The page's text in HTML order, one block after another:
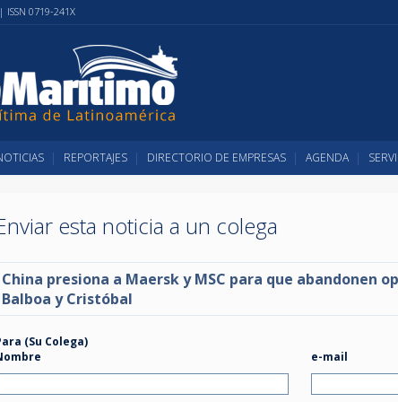
| ISSN 0719-241X
REPORTAJES DIRECTORIO DE EMPRESAS AGENDA
esta noticia a un colega
China presiona a Maersk y MSC para que abandonen
Balboa y Cristóbal
(Su Colega)
e-mail